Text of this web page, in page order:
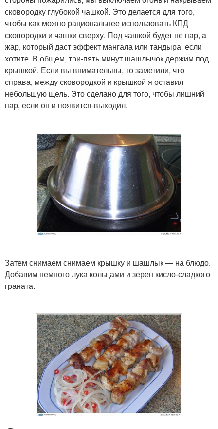
сковородку глубокой чашкой. Это делается для того,
чтобы как можно рациональнее использовать КПД
сковородки и чашки сверху. Под чашкой будет не пар, a
жар, который даст эффект мангала или тандыра, если
хотите. В общем, три-пять минут шашлычок держим под
крышкой. Если вы внимательны, то заметили, что
справа, между сковородкой и крышкой я оставил
небольшую щель. Это сделано для того, чтобы лишний
пар, если он и появится-выходил.
Затем снимаем снимаем крышку и шашлык — на блюдо.
Добавим немного лука кольцами и зерен кисло-сладкого
граната.